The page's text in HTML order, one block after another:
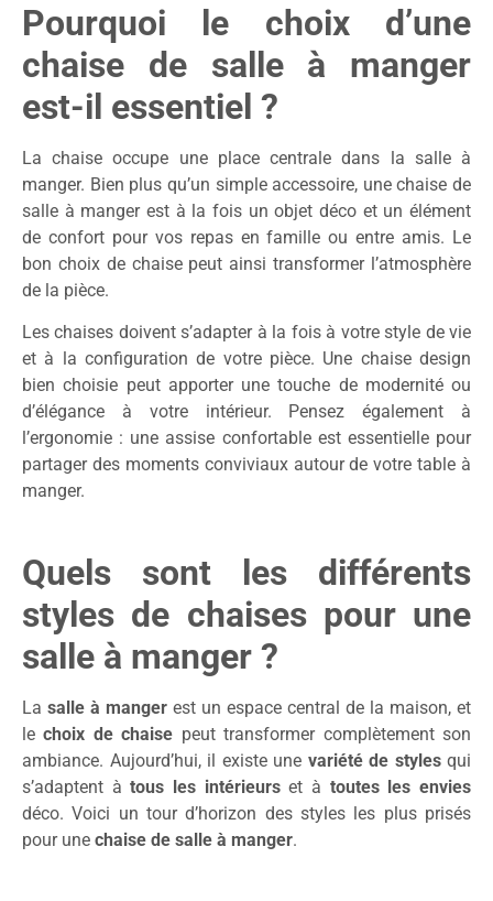
Pourquoi le choix d’une
chaise de salle à manger
est-il essentiel ?
La chaise occupe une place centrale dans la salle à
manger. Bien plus qu’un simple accessoire, une chaise de
salle à manger est à la fois un objet déco et un élément
de confort pour vos repas en famille ou entre amis. Le
bon choix de chaise peut ainsi transformer l’atmosphère
de la pièce.
Les chaises doivent s’adapter à la fois à votre style de vie
et à la configuration de votre pièce. Une chaise design
bien choisie peut apporter une touche de modernité ou
d’élégance à votre intérieur. Pensez également à
l’ergonomie : une assise confortable est essentielle pour
partager des moments conviviaux autour de votre table à
manger.
Quels sont les différents
styles de chaises pour une
salle à manger ?
La salle à manger est un espace central de la maison, et
lechoix de chaise peut transformer complètement son
ambiance. Aujourd’hui, il existe une variété de stylesqui
s’adaptent àtous les intérieurset à toutes les envies
déco. Voici un tour d’horizon des styles les plus prisés
pour une chaise de salle à manger.